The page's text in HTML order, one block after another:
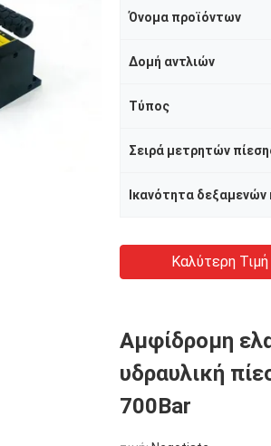
Όνομα προϊόντων
Δομή αντλιών
Τύπος
Σειρά μετρητών
Καλύτερη Τιμή
Αμφίδρομη
υδραυλική
700Bar